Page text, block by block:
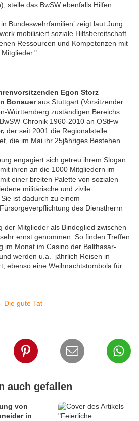
stelle das BwSW ebenfalls Hilfen
Bundeswehrfamilien’ zeigt laut Jung:
mobilisiert soziale Hilfsbereitschaft
Ressourcen und Kompetenzen mit
Egon Storz
Bonaueraus Stuttgart (Vorsitzender
Württemberg zuständigen Bereichs
Chronik 1960-2010 an OStFw
der seit 2001 die Regionalstelle
die im Mai ihr 25jähriges Bestehen
engagiert sich getreu ihrem Slogan
ihren an die 1000 Mitgliedern im
einer breiten Palette von sozialen
militärische und zivile
ist dadurch zu einem
des Dienstherrn
der Mitglieder als Bindeglied zwischen
ernst genommen. So finden Treffen
im Monat im Casino der Balthasar-
werden u.a. jährlich Reisen in
ebenso eine Weihnachtstombola für
Die gute Tat
auch gefallen
von
in